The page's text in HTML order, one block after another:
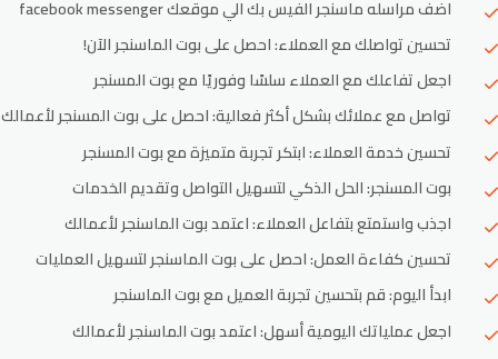
اضف مراسله ماسنجر الفيس بك الي موقعك facebook messenger
تحسين تواصلك مع العملاء: احصل على بوت الماسنجر الآن!
اجعل تفاعلك مع العملاء سلسًا وفوريًا مع بوت المسنجر
تواصل مع عملائك بشكل أكثر فعالية: احصل على بوت المسنجر لأعمالك
تحسين خدمة العملاء: ابتكر تجربة متميزة مع بوت المسنجر
بوت المسنجر: الحل الذكي لتسهيل التواصل وتقديم الخدمات
اجذب واستمتع بتفاعل العملاء: اعتمد بوت الماسنجر لأعمالك
تحسين كفاءة العمل: احصل على بوت الماسنجر لتسهيل العمليات
ابدأ اليوم: قم بتحسين تجربة العميل مع بوت الماسنجر
اجعل عملياتك اليومية أسهل: اعتمد بوت الماسنجر لأعمالك